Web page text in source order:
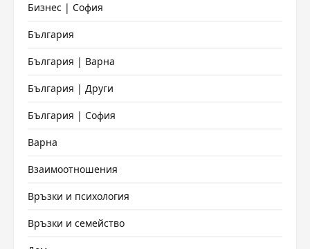
Бизнес | София
България
България | Варна
България | Други
България | София
Варна
Взаимоотношения
Връзки и психология
Връзки и семейство